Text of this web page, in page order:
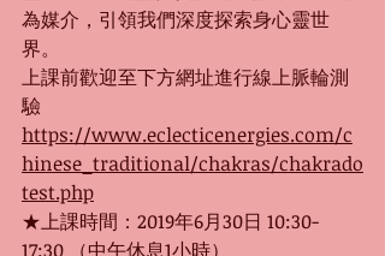
為媒介，引領我們深度探索身心靈世
界。
上課前歡迎至下方網址進行線上脈輪測
驗
https://www.eclecticenergies.com/c
hinese_traditional/chakras/chakrado
test.php
★上課時間：2019年6月30日 10:30-
17:30 （中午休息1小時）